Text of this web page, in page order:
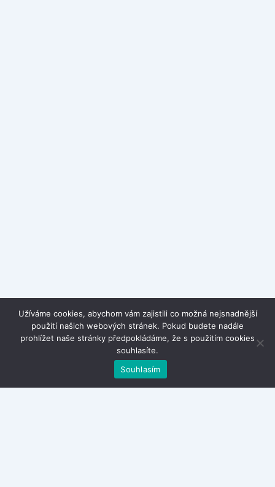
Užíváme cookies, abychom vám zajistili co možná nejsnadnější
použití našich webových stránek. Pokud budete nadále
prohlížet naše stránky předpokládáme, že s použitím cookies
souhlasíte.
Souhlasím